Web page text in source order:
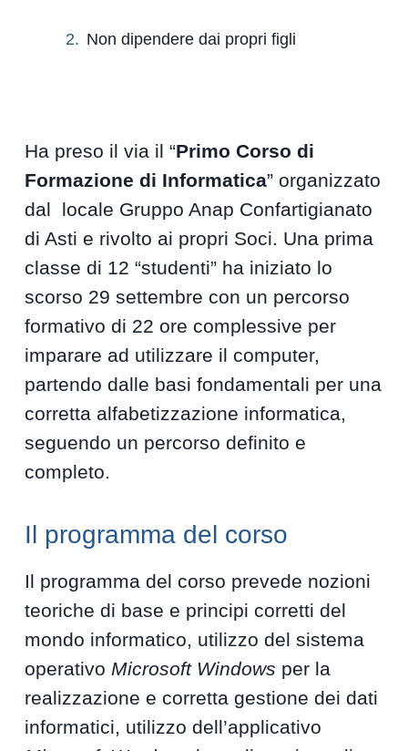
Non dipendere dai propri figli
Ha preso il via il “Primo Corso di
Formazione di Informatica” organizzato
dal locale Gruppo Anap Confartigianato
di Asti e rivolto ai propri Soci. Una prima
classe di 12 “studenti” ha iniziato lo
scorso 29 settembre con un percorso
formativo di 22 ore complessive per
imparare ad utilizzare il computer,
partendo dalle basi fondamentali per una
corretta alfabetizzazione informatica,
seguendo un percorso definito e
completo.
Il programma del corso
Il programma del corso prevede nozioni
teoriche di base e principi corretti del
mondo informatico, utilizzo del sistema
operativo Microsoft Windows per la
realizzazione e corretta gestione dei dati
informatici, utilizzo dell’applicativo